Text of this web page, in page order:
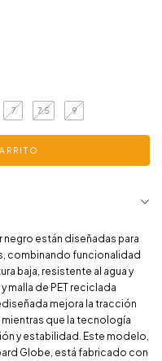
7 7.5 9
negro están diseñadas para
combinando funcionalidad
baja, resistente al agua y
malla de PET reciclada
mejora la tracción
que la tecnología
y estabilidad. Este modelo,
Globe, está fabricado con